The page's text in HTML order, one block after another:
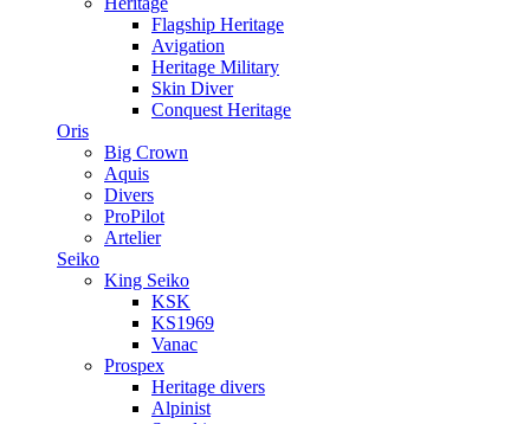
Flagship Heritage
Avigation
Heritage Military
Skin Diver
Conquest Heritage
Oris
Big Crown
Aquis
Divers
ProPilot
Artelier
Seiko
King Seiko
KSK
KS1969
Vanac
Prospex
Heritage divers
Alpinist